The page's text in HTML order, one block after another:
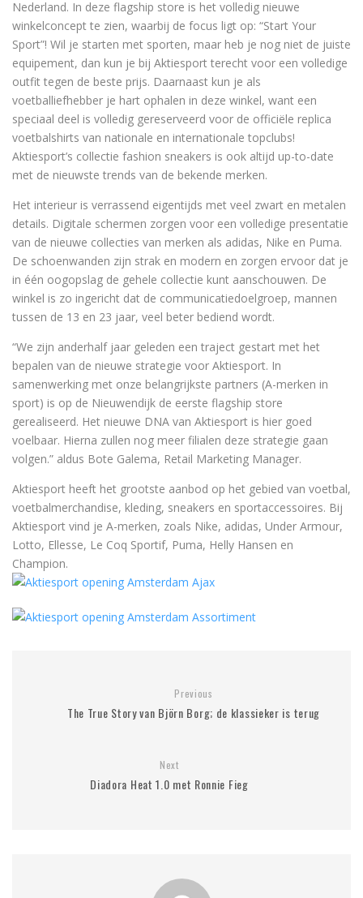
Nederland. In deze flagship store is het volledig nieuwe
winkelconcept te zien, waarbij de focus ligt op: “Start Your
Sport”! Wil je starten met sporten, maar heb je nog niet de juiste
equipement, dan kun je bij Aktiesport terecht voor een volledige
outfit tegen de beste prijs. Daarnaast kun je als
voetballiefhebber je hart ophalen in deze winkel, want een
speciaal deel is volledig gereserveerd voor de officiële replica
voetbalshirts van nationale en internationale topclubs!
Aktiesport’s collectie fashion sneakers is ook altijd up-to-date
met de nieuwste trends van de bekende merken.
Het interieur is verrassend eigentijds met veel zwart en metalen
details. Digitale schermen zorgen voor een volledige presentatie
van de nieuwe collecties van merken als adidas, Nike en Puma.
De schoenwanden zijn strak en modern en zorgen ervoor dat je
in één oogopslag de gehele collectie kunt aanschouwen. De
winkel is zo ingericht dat de communicatiedoelgroep, mannen
tussen de 13 en 23 jaar, veel beter bediend wordt.
“We zijn anderhalf jaar geleden een traject gestart met het
bepalen van de nieuwe strategie voor Aktiesport. In
samenwerking met onze belangrijkste partners (A-merken in
sport) is op de Nieuwendijk de eerste flagship store
gerealiseerd. Het nieuwe DNA van Aktiesport is hier goed
voelbaar. Hierna zullen nog meer filialen deze strategie gaan
volgen.” aldus Bote Galema, Retail Marketing Manager.
Aktiesport heeft het grootste aanbod op het gebied van voetbal,
voetbalmerchandise, kleding, sneakers en sportaccessoires. Bij
Aktiesport vind je A-merken, zoals Nike, adidas, Under Armour,
Lotto, Ellesse, Le Coq Sportif, Puma, Helly Hansen en
Champion.
Previous
The True Story van Björn Borg; de klassieker is terug
Next
Diadora Heat 1.0 met Ronnie Fieg